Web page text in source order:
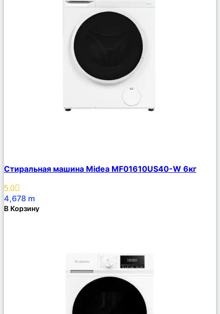
Описание
Избранное
Стиральная машина Midea MF01610US40-W 6кг
5.0
4,678 m
В Корзину